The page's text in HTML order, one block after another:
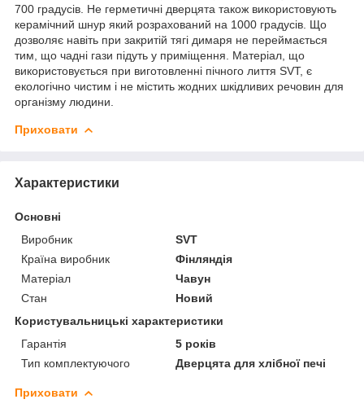
700 градусів. Не герметичні дверцята також використовують
керамічний шнур який розрахований на 1000 градусів. Що
дозволяє навіть при закритій тягі димаря не переймається
тим, що чадні гази підуть у приміщення. Матеріал, що
використовується при виготовленні пічного лиття SVT, є
екологічно чистим і не містить жодних шкідливих речовин для
організму людини.
Приховати
Характеристики
Основні
Виробник
SVT
Країна виробник
Фінляндія
Матеріал
Чавун
Стан
Новий
Користувальницькі характеристики
Гарантія
5 років
Тип комплектуючого
Дверцята для хлібної печі
Приховати